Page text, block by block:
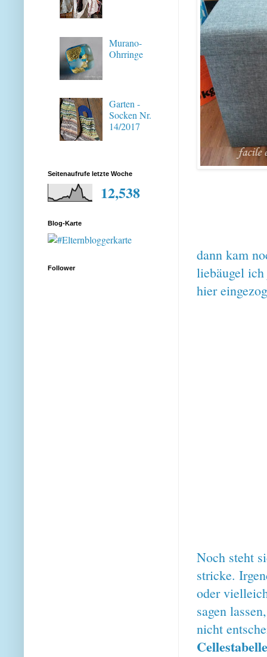
dann kam
liebäugel
hier
Noch steht
stricke.
oder
sagen
nicht
Murano-
Ohrringe
Garten -
Socken Nr.
14/2017
Seitenaufrufe letzte Woche
12,538
Blog-Karte
Follower